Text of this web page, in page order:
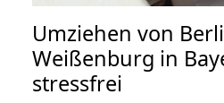
Umziehen von
Weißenburg in
stressfrei